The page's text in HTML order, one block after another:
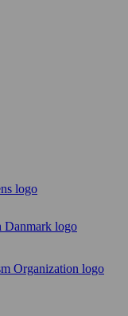
logo
Danmark logo
Organization logo